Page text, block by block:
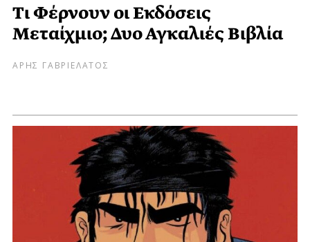
Τι Φέρνουν οι Εκδόσεις
Μεταίχμιο; Δυο Αγκαλιές Βιβλία
ΑΡΗΣ ΓΑΒΡΙΕΛΑΤΟΣ